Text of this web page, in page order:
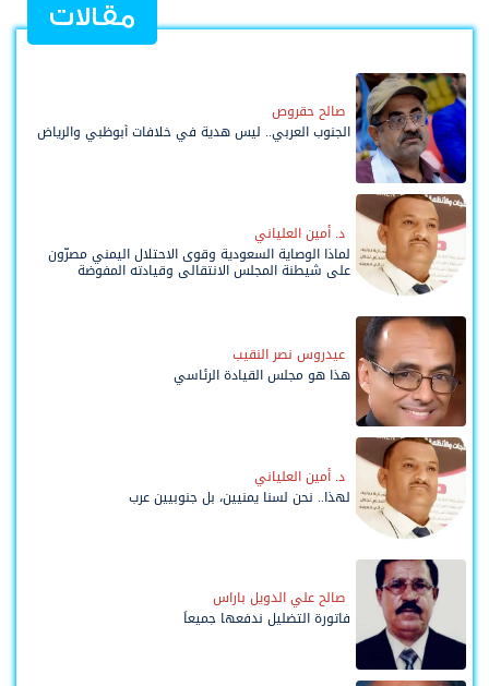
مقالات
صالح حقروص
الجنوب العربي.. ليس هدية في خلافات أبوظبي والرياض
د. أمين العلياني
لماذا الوصاية السعودية وقوى الاحتلال اليمني مصرّون
على شيطنة المجلس الانتقالي وقيادته المفوضة
عيدروس نصر النقيب
هذا هو مجلس القيادة الرئاسي
د. أمين العلياني
لهذا.. نحن لسنا يمنيين، بل جنوبيين عرب
صالح علي الدويل باراس
فاتورة التضليل ندفعها جميعاً